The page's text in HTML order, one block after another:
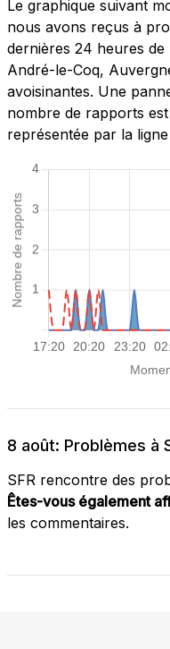
Le graphique suivant
nous avons reçus à
dernières 24 heures
André-le-Coq,
avoisinantes. Une
nombre de rapports
représentée par la
8 août: Problèmes à
SFR rencontre des
Êtes-vous également
les commentaires.